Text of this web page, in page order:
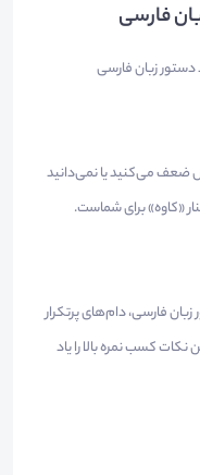
فارسی
زبان فارسی
ضعف می‌کنید یا نمی‌دانید
«کاوه» برای شماست.
دستور زبان فارسی، دام‌های پرتکرار
کسب نمره بالا را یاد